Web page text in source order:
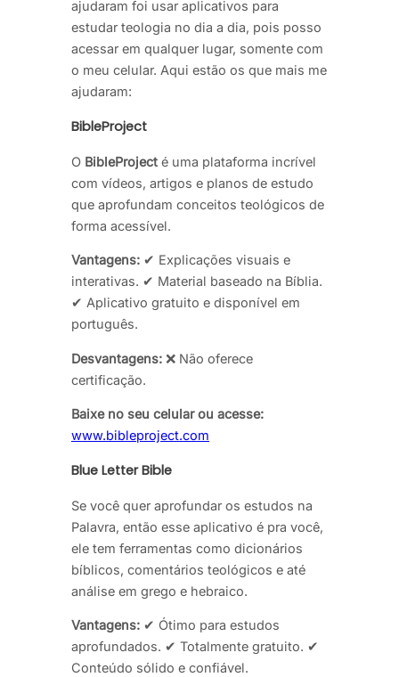
ajudaram foi usar aplicativos para
estudar teologia no dia a dia, pois posso
acessar em qualquer lugar, somente com
o meu celular. Aqui estão os que mais me
ajudaram:
BibleProject
O BibleProject é uma plataforma incrível
com vídeos, artigos e planos de estudo
que aprofundam conceitos teológicos de
forma acessível.
Vantagens: ✔ Explicações visuais e
interativas. ✔ Material baseado na Bíblia.
✔ Aplicativo gratuito e disponível em
português.
Desvantagens: ❌ Não oferece
certificação.
Baixe no seu celular ou acesse:
www.bibleproject.com
Blue Letter Bible
Se você quer aprofundar os estudos na
Palavra, então esse aplicativo é pra você,
ele tem ferramentas como dicionários
bíblicos, comentários teológicos e até
análise em grego e hebraico.
Vantagens: ✔ Ótimo para estudos
aprofundados. ✔ Totalmente gratuito. ✔
Conteúdo sólido e confiável.